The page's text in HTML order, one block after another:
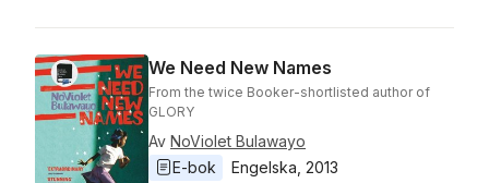
We Need New Names
From the twice Booker-shortlisted author of
GLORY
Av NoViolet Bulawayo
E-bok
Engelska 2013